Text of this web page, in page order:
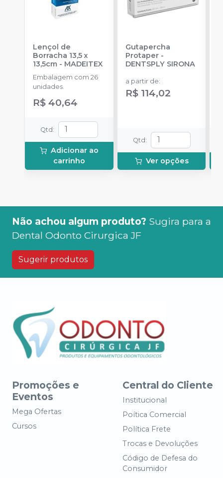
Lençol de
Borracha 13,5 x
13,5cm - MADEITEX
Embalagem com 26
unidades.
R$ 40,64
Qtd :
Adicionar ao
carrinho
Gutapercha
Protaper-
DENTSPLY SIRONA
a partir de:
R$ 114,02
Qtd :
Ver opções
Não achou algum produto? Sugira para a
Dental Odonto Cirurgica JF
Sugerir produtos
Promoções e
Eventos
Mega Ofertas
Cursos
Central do Cliente
Institucional
Poítica Comercial
Política Frete
Trocas e Devoluções
Código de Defesa do
Consumidor